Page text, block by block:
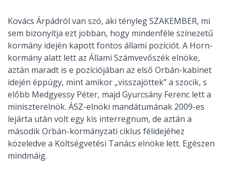
Kovács Árpádról van szó, aki tényleg SZAKEMBER, mi
sem bizonyítja ezt jobban, hogy mindenféle színezetű
kormány idején kapott fontos állami pozíciót. A Horn-
kormány alatt lett az Állami Számvevőszék elnöke,
aztán maradt is e pozíciójában az első Orbán-kabinet
idején éppúgy, mint amikor „visszajöttek” a szocik, s
előbb Medgyessy Péter, majd Gyurcsány Ferenc lett a
miniszterelnök. ÁSZ-elnöki mandátumának 2009-es
lejárta után volt egy kis interregnum, de aztán a
második Orbán-kormányzati ciklus félidejéhez
közeledve a Költségvetési Tanács elnöke lett. Egészen
mindmáig.